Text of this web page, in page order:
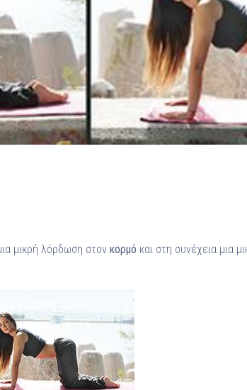
όμορφο γυμναστήριο κοντά στη θάλασσα
τον δικό του καταπληκτικό χώρο στον
στην Πεύκη
μικρή λόρδωση στον κορμό και στη συνέχεια μια